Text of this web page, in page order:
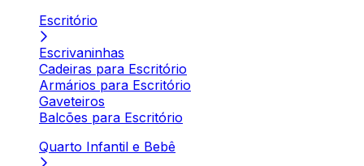
Escritório
Escrivaninhas
Cadeiras para Escritório
Armários para Escritório
Gaveteiros
Balcões para Escritório
Quarto Infantil e Bebê